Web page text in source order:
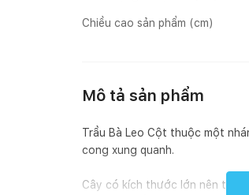
Chiều cao sản phẩm (cm)
Mô tả sản phẩm
Trầu Bà Leo Cột thuộc một
cong xung quanh.
Cây có kích thước lớn nên